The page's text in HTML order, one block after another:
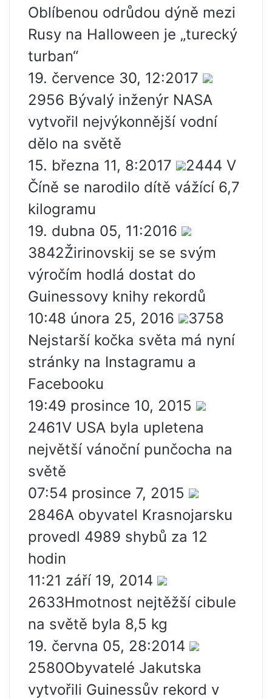
Oblíbenou odrůdou dýně mezi
Rusy na Halloween je „turecký
turban“
19. července 30, 12:2017
2956 Bývalý inženýr NASA
vytvořil nejvýkonnější vodní
dělo na světě
15. března 11, 8:2017
2444 V
Číně se narodilo dítě vážící 6,7
kilogramu
19. dubna 05, 11:2016
3842Žirinovskij se se svým
výročím hodlá dostat do
Guinessovy knihy rekordů
10:48 února 25, 2016
3758
Nejstarší kočka světa má nyní
stránky na Instagramu a
Facebooku
19:49 prosince 10, 2015
2461V USA byla upletena
největší vánoční punčocha na
světě
07:54 prosince 7, 2015
2846A obyvatel Krasnojarsku
provedl 4989 shybů za 12
hodin
11:21 září 19, 2014
2633Hmotnost nejtěžší cibule
na světě byla 8,5 kg
19. června 05, 28:2014
2580Obyvatelé Jakutska
vytvořili Guinessův rekord v